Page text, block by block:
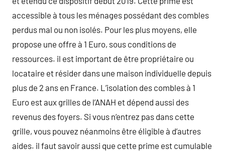
accessible à tous les ménages possédant des combles
perdus mal ou non isolés. Pour les plus moyens, elle
propose une offre à 1 Euro, sous conditions de
ressources. il est important de être propriétaire ou
locataire et résider dans une maison individuelle depuis
plus de 2 ans en France. L’isolation des combles à 1
Euro est aux grilles de l’ANAH et dépend aussi des
revenus des foyers. Si vous n’entrez pas dans cette
grille, vous pouvez néanmoins être éligible à d’autres
aides. il faut savoir aussi que cette prime est cumulable